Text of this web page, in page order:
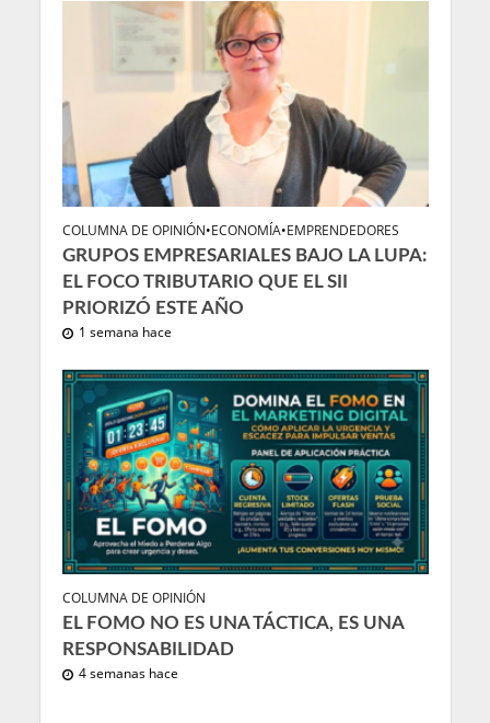
COLUMNA DE OPINIÓN•ECONOMÍA•EMPRENDEDORES
GRUPOS EMPRESARIALES BAJO LA LUPA:
EL FOCO TRIBUTARIO QUE EL SII
PRIORIZÓ ESTE AÑO
1 semana hace
COLUMNA DE OPINIÓN
EL FOMO NO ES UNA TÁCTICA, ES UNA
RESPONSABILIDAD
4 semanas hace